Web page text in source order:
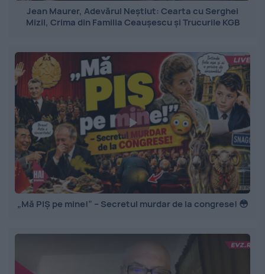
Jean Maurer, Adevărul Neștiut: Cearta cu Serghei
Mizil, Crima din Familia Ceaușescu și Trucurile KGB
„Mă PIȘ pe mine!” – Secretul murdar de la congrese! 😳